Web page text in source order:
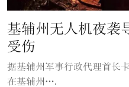
基辅州无人机夜袭
受伤
据基辅州军事行政代理首长
在基辅州….